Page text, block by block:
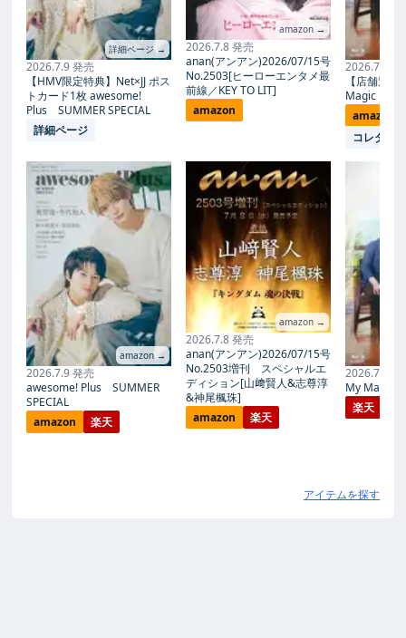
詳細ページ →
2026.7.9 発売
【HMV限定特典】Net×JJ ポス
トカード1枚 awesome!
Plus SUMMER SPECIAL
詳細ページ
amazon →
2026.7.9 発売
awesome! Plus SUMMER
SPECIAL
amazon
楽天
amazon →
2026.7.8 発売
anan(アンアン)2026/07/15号
No.2503[ヒーローエンタメ最
前線／KEY TO LIT]
amazon
amazon →
2026.7.8 発売
anan(アンアン)2026/07/15号
No.2503増刊 スペシャルエ
ディション[山﨑賢人&志尊淳
&神尾楓珠]
amazon
楽天
2026.7.27
【店舗別
Magic
amazon
コレタメ
2026.7.27
My Magic
楽天
アイテムを探す